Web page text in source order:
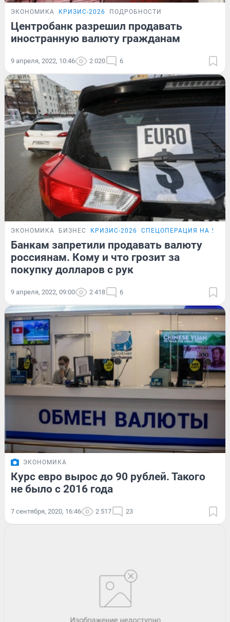
ЭКОНОМИКА КРИЗИС-2026 ПОДРОБНОСТИ
Центробанк разрешил продавать
иностранную валюту гражданам
9 апреля, 2022, 10:46 2 020 6
ЭКОНОМИКА БИЗНЕС КРИЗИС-2026 СПЕЦОПЕРАЦИЯ НА
Банкам запретили продавать валюту
россиянам. Кому и что грозит за
покупку долларов с рук
9 апреля, 2022, 09:00 2 418 6
ЭКОНОМИКА
Курс евро вырос до 90 рублей. Такого
не было с 2016 года
7 сентября, 2020, 16:46 2 517 23